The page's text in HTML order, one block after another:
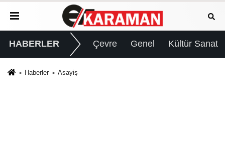
HABERLER Çevre Genel Kültür Sanat
Haberler Asayiş